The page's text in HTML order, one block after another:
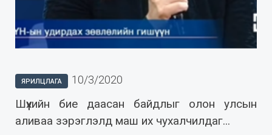
ЯРИЛЦЛАГА 10/3/2020
Шүүхийн бие даасан байдлыг олон улсын
аливаа зэрэглэлд маш их чухалчилдаг...